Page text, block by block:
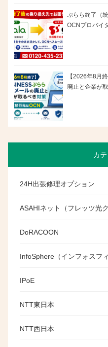
ぷらら終了（
OCNプロバイ
【2026年8月
廃止と企業が
カ
24H出張修理オプション
ASAHIネット（フレッツ光
DoRACOON
InfoSphere（インフォスフィ
IPoE
NTT東日本
NTT西日本